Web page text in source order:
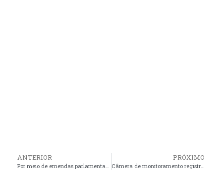
ANTERIOR PRÓXIMO
Câmera de monitoramento registra exato momento em que bandido toma motocicleta de assalto, na noite desta quinta-feira (11) em Pinheiro